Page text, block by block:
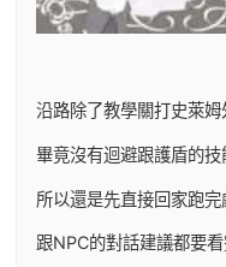
沿路除了教學關打史萊
畢竟沒有迴避跟護盾的技
所以還是先直接回家跑
跟NPC的對話建議都要